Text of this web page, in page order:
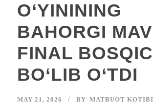
O‘YININING
BAHORGI
FINAL
BO‘LIB O‘TDI
MAY 21, 2026 BY MATBUOT KOTIBI